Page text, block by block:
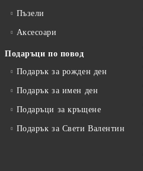
Пъзели
Аксесоари
Подаръци по повод
Подарък за рожден ден
Подарък за имен ден
Подаръци за кръщене
Подарък за Свети Валентин